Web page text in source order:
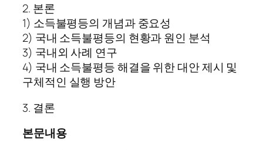
2. 본론
1) 소득불평등의 개념과 중요성
2) 국내 소득불평등의 현황과 원인 분석
3) 국내외 사례 연구
4) 국내 소득불평등 해결을 위한 대안 제시 및
구체적인 실행 방안
3. 결론
본문내용